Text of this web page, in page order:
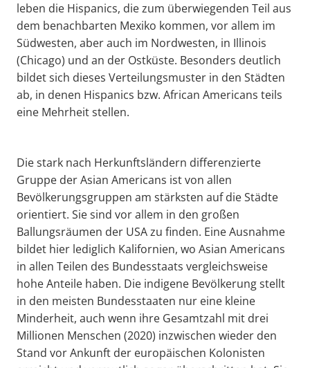
leben die Hispanics, die zum überwiegenden Teil aus
dem benachbarten Mexiko kommen, vor allem im
Südwesten, aber auch im Nordwesten, in Illinois
(Chicago) und an der Ostküste. Besonders deutlich
bildet sich dieses Verteilungsmuster in den Städten
ab, in denen Hispanics bzw. African Americans teils
eine Mehrheit stellen.
Die stark nach Herkunftsländern differenzierte
Gruppe der Asian Americans ist von allen
Bevölkerungsgruppen am stärksten auf die Städte
orientiert. Sie sind vor allem in den großen
Ballungsräumen der USA zu finden. Eine Ausnahme
bildet hier lediglich Kalifornien, wo Asian Americans
in allen Teilen des Bundesstaats vergleichsweise
hohe Anteile haben. Die indigene Bevölkerung stellt
in den meisten Bundesstaaten nur eine kleine
Minderheit, auch wenn ihre Gesamtzahl mit drei
Millionen Menschen (2020) inzwischen wieder den
Stand vor Ankunft der europäischen Kolonisten